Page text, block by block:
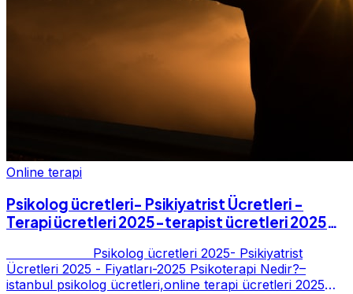
Online terapi
Psikolog ücretleri- Psikiyatrist Ücretleri -
Terapi ücretleri 2025-terapist ücretleri 2025-
Psikolog ücretleri 2025- Psikiyatrist
Ücretleri 2025 - Fiyatları-2025 Psikoterapi Nedir?–
istanbul psikolog ücretleri,online terapi ücretleri 2025